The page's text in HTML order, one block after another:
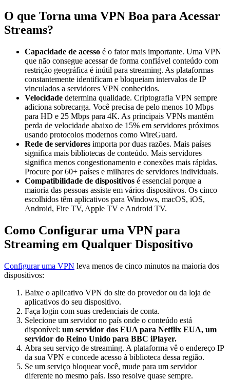
O que Torna uma VPN Boa para Acessar
Streams?
Capacidade de acesso é o fator mais importante. Uma VPN
que não consegue acessar de forma confiável conteúdo com
restrição geográfica é inútil para streaming. As plataformas
constantemente identificam e bloqueiam intervalos de IP
vinculados a servidores VPN conhecidos.
Velocidade determina qualidade. Criptografia VPN sempre
adiciona sobrecarga. Você precisa de pelo menos 10 Mbps
para HD e 25 Mbps para 4K. As principais VPNs mantêm
perda de velocidade abaixo de 15% em servidores próximos
usando protocolos modernos como WireGuard.
Rede de servidores importa por duas razões. Mais países
significa mais bibliotecas de conteúdo. Mais servidores
significa menos congestionamento e conexões mais rápidas.
Procure por 60+ países e milhares de servidores individuais.
Compatibilidade de dispositivos é essencial porque a
maioria das pessoas assiste em vários dispositivos. Os cinco
escolhidos têm aplicativos para Windows, macOS, iOS,
Android, Fire TV, Apple TV e Android TV.
Como Configurar uma VPN para
Streaming em Qualquer Dispositivo
Configurar uma VPN leva menos de cinco minutos na maioria dos
dispositivos:
Baixe o aplicativo VPN do site do provedor ou da loja de
aplicativos do seu dispositivo.
Faça login com suas credenciais de conta.
Selecione um servidor no país onde o conteúdo está
disponível: um servidor dos EUA para Netflix EUA, um
servidor do Reino Unido para BBC iPlayer.
Abra seu serviço de streaming. A plataforma vê o endereço IP
da sua VPN e concede acesso à biblioteca dessa região.
Se um serviço bloquear você, mude para um servidor
diferente no mesmo país. Isso resolve quase sempre.